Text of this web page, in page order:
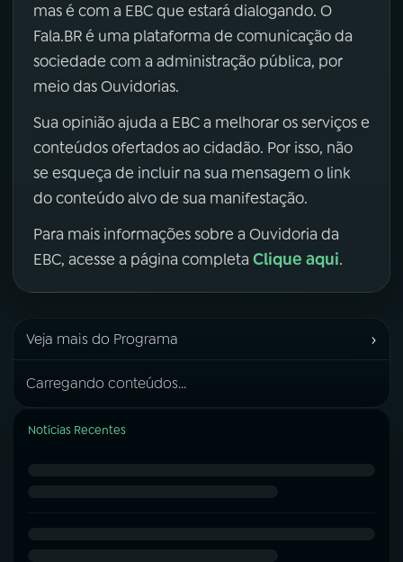
mas é com a EBC que estará dialogando. O
Fala.BR é uma plataforma de comunicação da
sociedade com a administração pública, por
meio das Ouvidorias.
Sua opinião ajuda a EBC a melhorar os serviços e
conteúdos ofertados ao cidadão. Por isso, não
se esqueça de incluir na sua mensagem o link
do conteúdo alvo de sua manifestação.
Para mais informações sobre a Ouvidoria da
EBC, acesse a página completa Clique aqui.
Veja mais do Programa ›
Carregando conteúdos...
Notícias Recentes